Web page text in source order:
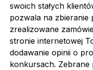
swoich stałych
pozwala na zbieranie
zrealizowane
stronie internetowej
dodawanie opinii o
konkursach.